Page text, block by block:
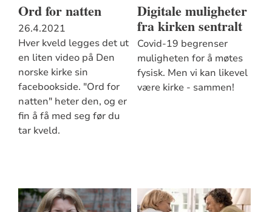
Ord for natten
26.4.2021
Hver kveld legges det ut
en liten video på Den
norske kirke sin
facebookside. "Ord for
natten" heter den, og er
fin å få med seg før du
tar kveld.
Digitale muligheter
fra kirken sentralt
Covid-19 begrenser
muligheten for å møtes
fysisk. Men vi kan likevel
være kirke - sammen!